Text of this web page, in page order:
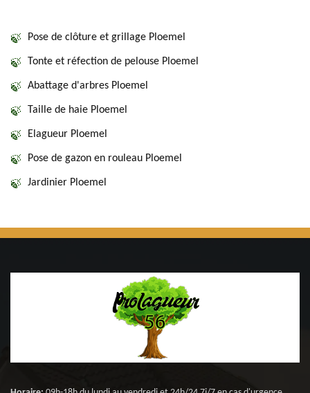
Pose de clôture et grillage Ploemel
Tonte et réfection de pelouse Ploemel
Abattage d'arbres Ploemel
Taille de haie Ploemel
Elagueur Ploemel
Pose de gazon en rouleau Ploemel
Jardinier Ploemel